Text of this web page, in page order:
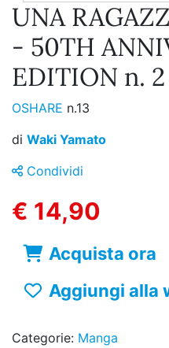
UNA
- 50TH
EDITION n. 2
OSHARE n.13
di Waki Yamato
Condividi
€ 14,90
Acquista ora
Aggiungi alla
Categorie: Manga